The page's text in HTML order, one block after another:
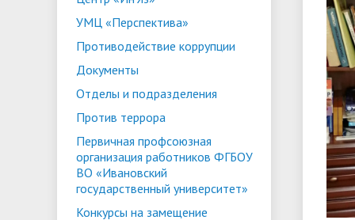
• Координационный центр ИвГУ
• Вход
• Организация питания в
образовательной организации
УМЦ «Перспектива»
Противодействие коррупции
Документы
Отделы и подразделения
Против террора
Первичная профсоюзная
организация работников ФГБОУ
ВО «Ивановский
государственный университет»
Конкурсы на замещение